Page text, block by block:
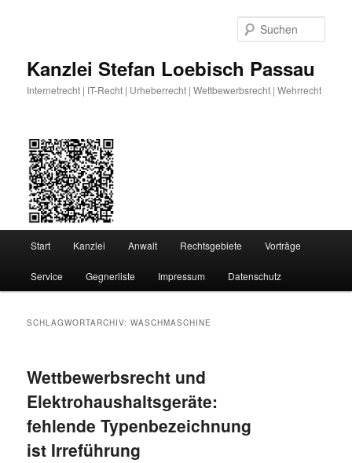
Kanzlei Stefan Loebisch Passau
Internetrecht | IT-Recht | Urheberrecht | Wettbewerbsrecht | Wehrrecht
Start Kanzlei Anwalt Rechtsgebiete Vorträge
Service Gegnerliste Impressum Datenschutz
SCHLAGWORTARCHIV:WASCHMASCHINE
Wettbewerbsrecht und
Elektrohaushaltsgeräte:
fehlende Typenbezeichnung
ist Irreführung